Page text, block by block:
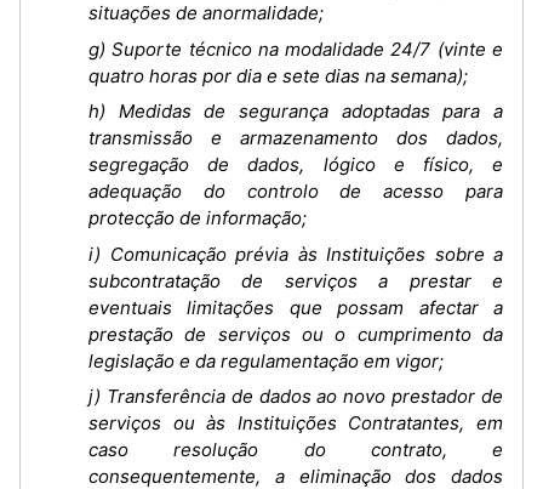
situações de anormalidade;
g) Suporte técnico na modalidade 24/7 (vinte e
quatro horas por dia e sete dias na semana);
h) Medidas de segurança adoptadas para a
transmissão e armazenamento dos dados,
segregação de dados, lógico e físico, e
adequação do controlo de acesso para
protecção de informação;
i) Comunicação prévia às Instituições sobre a
subcontratação de serviços a prestar e
eventuais limitações que possam afectar a
prestação de serviços ou o cumprimento da
legislação e da regulamentação em vigor;
j) Transferência de dados ao novo prestador de
serviços ou às Instituições Contratantes, em
caso resolução do contrato, e
consequentemente, a eliminação dos dados